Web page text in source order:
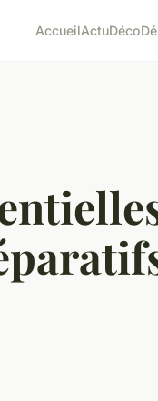
AccueilActuDéco